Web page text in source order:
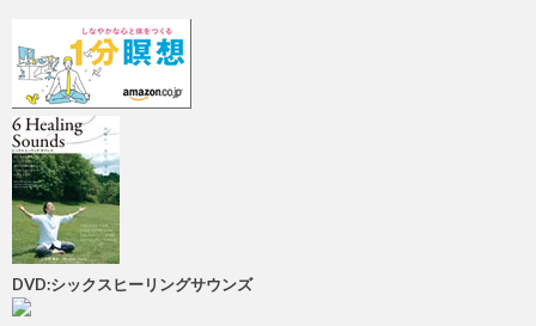
DVD:シックスヒーリングサウンズ